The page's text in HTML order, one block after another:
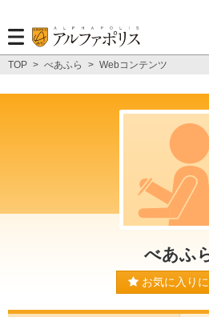
TOP > べあふら > Webコンテンツ
べあふ
お気に入り